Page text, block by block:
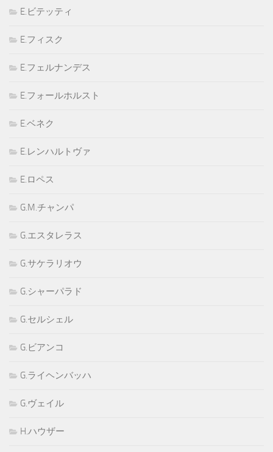
E.ビテッティ
E.フィスク
E.フェルナンデス
E.フォールホルスト
E.ベネク
E.レンハルトヴァ
E.ロペス
G.M.チャンパ
G.エスタレラス
G.サケラリオウ
G.シャーパラド
G.セルシェル
G.ビアンコ
G.ライヘンバッハ
G.ヴェイル
H.ハウザー